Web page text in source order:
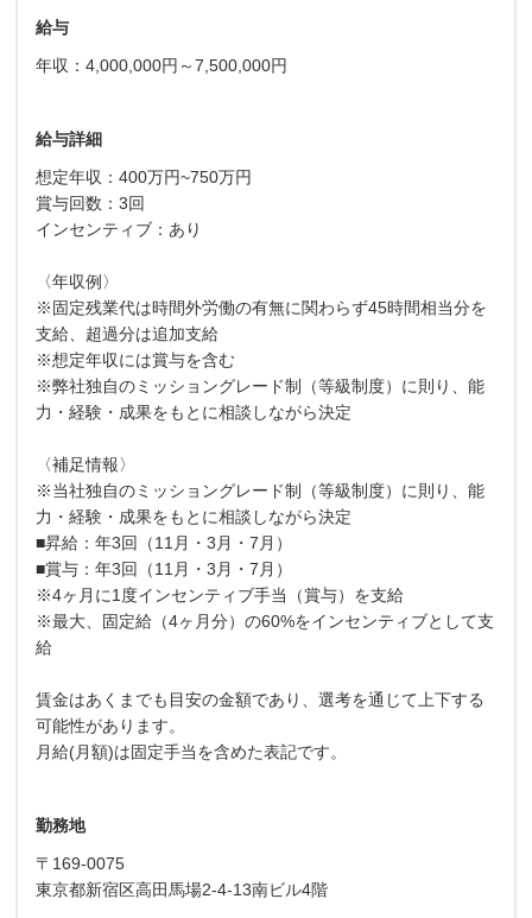
給与
年収：4,000,000円～7,500,000円
給与詳細
想定年収：400万円~750万円
賞与回数：3回
インセンティブ：あり
〈年収例〉
※固定残業代は時間外労働の有無に関わらず45時間相当分を
支給、超過分は追加支給
※想定年収には賞与を含む
※弊社独自のミッショングレード制（等級制度）に則り、能
力・経験・成果をもとに相談しながら決定
〈補足情報〉
※当社独自のミッショングレード制（等級制度）に則り、能
力・経験・成果をもとに相談しながら決定
■昇給：年3回（11月・3月・7月）
■賞与：年3回（11月・3月・7月）
※4ヶ月に1度インセンティブ手当（賞与）を支給
※最大、固定給（4ヶ月分）の60%をインセンティブとして支
給
賃金はあくまでも目安の金額であり、選考を通じて上下する
可能性があります。
月給(月額)は固定手当を含めた表記です。
勤務地
〒169-0075
東京都新宿区高田馬場2-4-13南ビル4階